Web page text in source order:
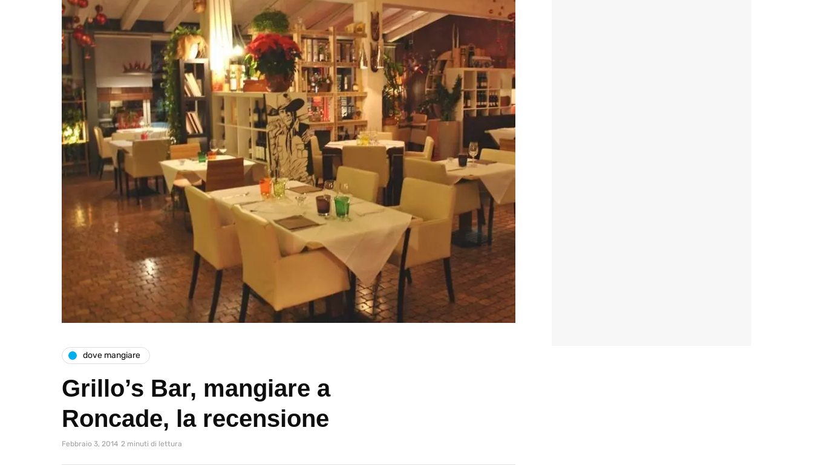
dove mangiare
Grillo’s Bar, mangiare a
Roncade, la recensione
Febbraio 3, 2014 2 minuti di lettura